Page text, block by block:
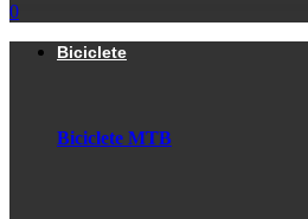
0
Biciclete
Biciclete MTB